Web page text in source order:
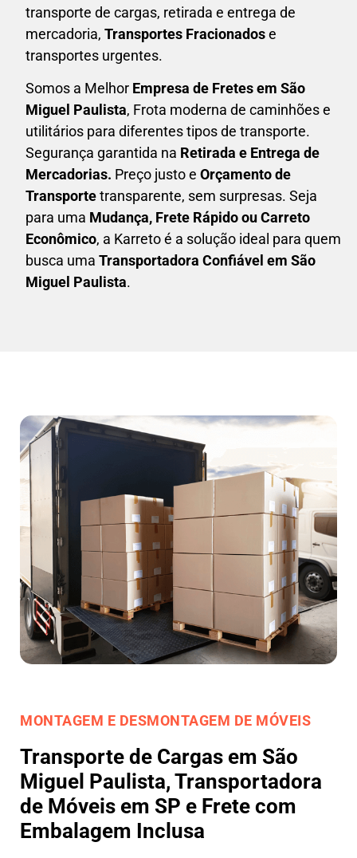
transporte de cargas, retirada e entrega de
mercadoria, Transportes Fracionadose
transportes urgentes.
Somos a Melhor Empresa de Fretes em São
Miguel Paulista, Frota moderna de caminhões e
utilitários para diferentes tipos de transporte.
Segurança garantida na Retirada e Entrega de
Mercadorias. Preço justo e Orçamento de
Transportetransparente, sem surpresas. Seja
para uma Mudança, Frete Rápido ou Carreto
Econômico, a Karretoé a solução ideal para quem
busca uma Transportadora Confiável em São
Miguel Paulista.
MONTAGEM E DESMONTAGEM DE MÓVEIS
Transporte de Cargas em São
Miguel Paulista, Transportadora
de Móveis em SP e Frete com
Embalagem Inclusa